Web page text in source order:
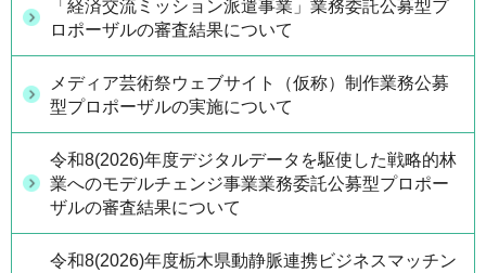
「経済交流ミッション派遣事業」業務委託公募型プ
ロポーザルの審査結果について
メディア芸術祭ウェブサイト（仮称）制作業務公募
型プロポーザルの実施について
令和8(2026)年度デジタルデータを駆使した戦略的林
業へのモデルチェンジ事業業務委託公募型プロポー
ザルの審査結果について
令和8(2026)年度栃木県動静脈連携ビジネスマッチン